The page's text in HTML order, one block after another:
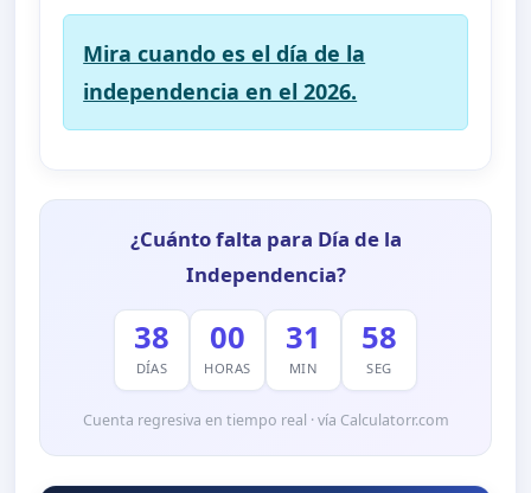
Mira cuando es el día de la
independencia en el 2026.
¿Cuánto falta para Día de la
Independencia?
38
DÍAS
00
HORAS
31
MIN
56
SEG
Cuenta regresiva en tiempo real · vía Calculatorr.com